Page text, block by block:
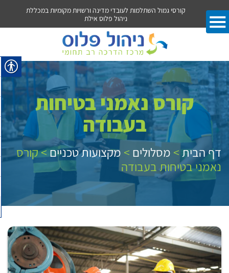
במכללת קורסי ניהול רכש ולוגיסטיקה במכללת ניהול פלוס אילת
קורס נאמני בטיחות
בעבודה
דף הבית> מסלולים > מקצועות טכניים>קורס
נאמני בטיחות בעבודה